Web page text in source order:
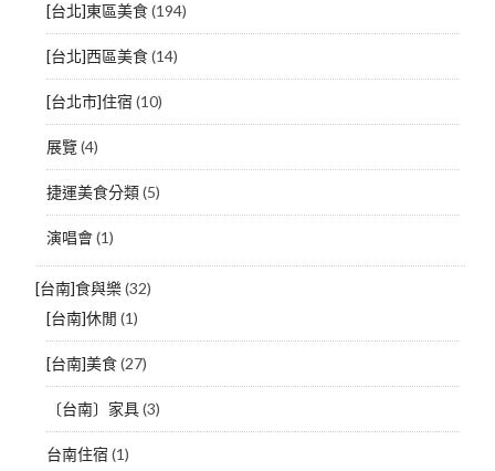
[台北]東區美食(194)
[台北]西區美食(14)
[台北市]住宿 (10)
展覽(4)
捷運美食分類(5)
演唱會(1)
[台南]食與樂(32)
[台南]休閒 (1)
[台南]美食(27)
〔台南〕家具(3)
台南住宿 (1)